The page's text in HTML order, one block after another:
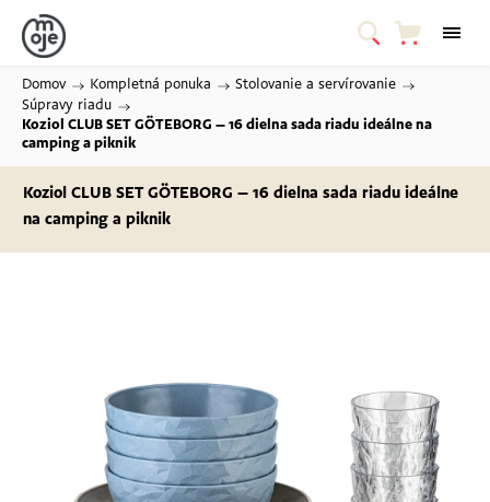
Domov / Kompletná ponuka / Stolovanie a servírovanie /
Súpravy riadu /
Koziol CLUB SET GÖTEBORG – 16 dielna sada riadu ideálne na
camping a piknik
Koziol CLUB SET GÖTEBORG – 16 dielna sada riadu ideálne
na camping a piknik